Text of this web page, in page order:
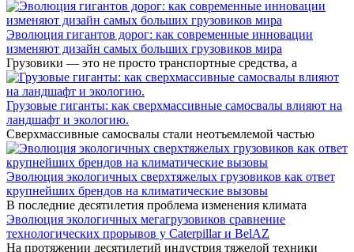
Эволюция гигантов дорог: как современные инновации
изменяют дизайн самых больших грузовиков мира
Грузовики — это не просто транспортные средства, а
Грузовые гиганты: как сверхмассивные самосвалы влияют на
ландшафт и экологию.
Сверхмассивные самосвалы стали неотъемлемой частью
Эволюция экологичных сверхтяжелых грузовиков как ответ
крупнейших брендов на климатические вызовы
В последние десятилетия проблема изменения климата
Эволюция экологичных мегагрузовиков сравнение
технологических прорывов у Caterpillar и BelAZ
На протяжении десятилетий индустрия тяжелой техники